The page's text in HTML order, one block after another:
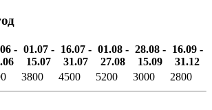
- 01.07 -
15.07
16.07 -
31.07
01.08 -
27.08
28.08 -
15.09
16.09 -
31.12
3800 4500 5200 3000 2800